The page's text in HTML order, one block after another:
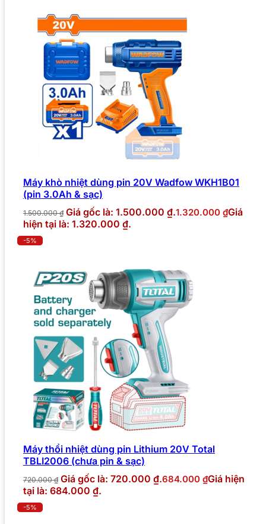
Máy khò nhiệt dùng pin 20V Wadfow WKH1B01
(pin 3.0Ah & sạc)
1.500.000₫ Giá gốc là: 1.500.000 ₫.1.320.000 ₫Giá
hiện tại là: 1.320.000 ₫.
-5%
Máy thổi nhiệt dùng pin Lithium 20V Total
TBLI2006 (chưa pin & sạc)
720.000₫ Giá gốc là: 720.000 ₫.684.000 ₫Giá hiện
tại là: 684.000 ₫.
-5%